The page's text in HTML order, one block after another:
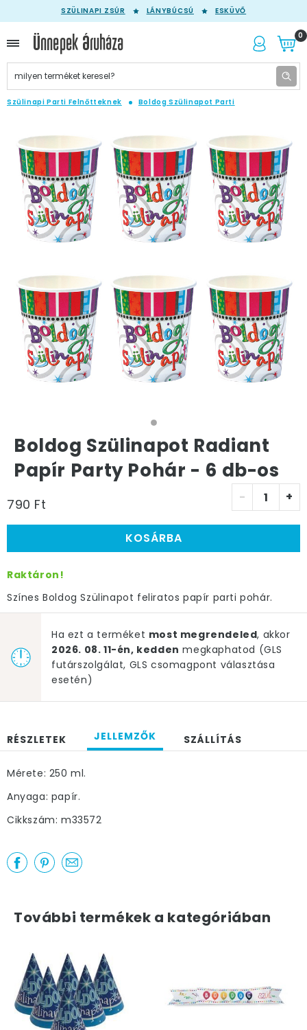
SZÜLINAPI ZSÚR LÁNYBÚCSÚ ESKÜVŐ
0
Szülinapi Parti Felnőtteknek Boldog Szülinapot Parti
Boldog Szülinapot Radiant
Papír Party Pohár - 6 db-os
790 Ft - +
KOSÁRBA
Raktáron!
Színes Boldog Szülinapot feliratos papír parti pohár.
Ha ezt a terméket most megrendeled, akkor
2026. 08. 11-én, kedden megkaphatod (GLS
futárszolgálat, GLS csomagpont választása
esetén)
RÉSZLETEK JELLEMZŐK SZÁLLÍTÁS
Mérete: 250 ml.
Anyaga: papír.
Cikkszám: m33572
További termékek a kategóriában